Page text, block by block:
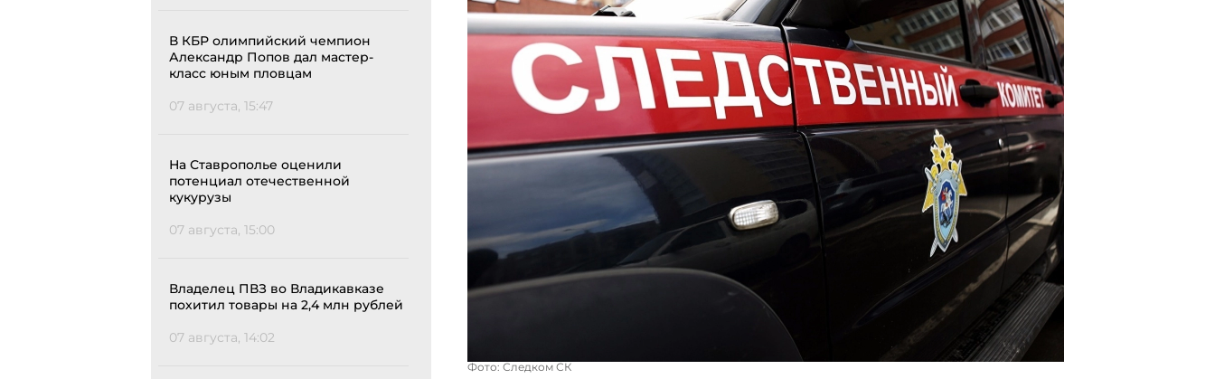
В КБР олимпийский чемпион
Александр Попов дал мастер-
класс юным пловцам
07 августа, 15:47
На Ставрополье оценили
потенциал отечественной
кукурузы
07 августа, 15:00
Владелец ПВЗ во Владикавказе
похитил товары на 2,4 млн рублей
07 августа, 14:02
Фото: Следком СК